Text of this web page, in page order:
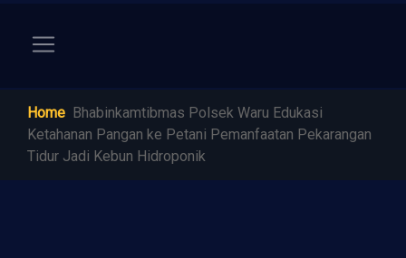
Home Bhabinkamtibmas Polsek Waru Edukasi
Ketahanan Pangan ke Petani Pemanfaatan Pekarangan
Tidur Jadi Kebun Hidroponik